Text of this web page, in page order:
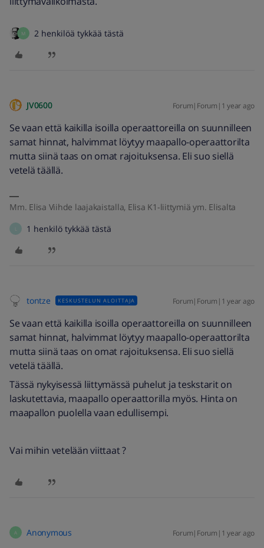
M 2 henkilöä tykkää tästä
JV0600 Forum|Forum|1 year ago
Se vaan että kaikilla isoilla operaattoreilla on suunnilleen
samat hinnat, halvimmat löytyy maapallo-operaattorilta
mutta siinä taas on omat rajoituksensa. Eli suo siellä
vetelä täällä.
Mm. Elisa Viihde laajakaistalla, Elisa K1-liittymiä ym. Elisalta
1 henkilö tykkää tästä
tontze KESKUSTELUN ALOITTAJA Forum|Forum|1 year ago
Se vaan että kaikilla isoilla operaattoreilla on suunnilleen
samat hinnat, halvimmat löytyy maapallo-operaattorilta
mutta siinä taas on omat rajoituksensa. Eli suo siellä
vetelä täällä.
Tässä nykyisessä liittymässä puhelut ja teskstarit on
laskutettavia, maapallo operaattorilla myös. Hinta on
maapallon puolella vaan edullisempi.
Vai mihin vetelään viittaat ?
A Anonymous Forum|Forum|1 year ago